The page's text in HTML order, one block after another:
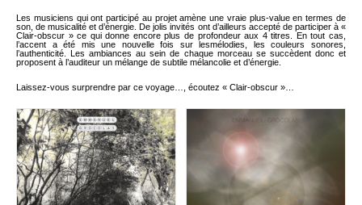
Les musiciens qui ont participé au projet amène une vraie plus-value en termes de
son, de musicalité et d’énergie. De jolis invités ont d’ailleurs accepté de participer à «
Clair-obscur » ce qui donne encore plus de profondeur aux 4 titres. En tout cas,
l’accent a été mis une nouvelle fois sur lesmélodies, les couleurs sonores,
l’authenticité. Les ambiances au sein de chaque morceau se succèdent donc et
proposent à l’auditeur un mélange de subtile mélancolie et d’énergie.
Laissez-vous surprendre par ce voyage…, écoutez « Clair-obscur »…